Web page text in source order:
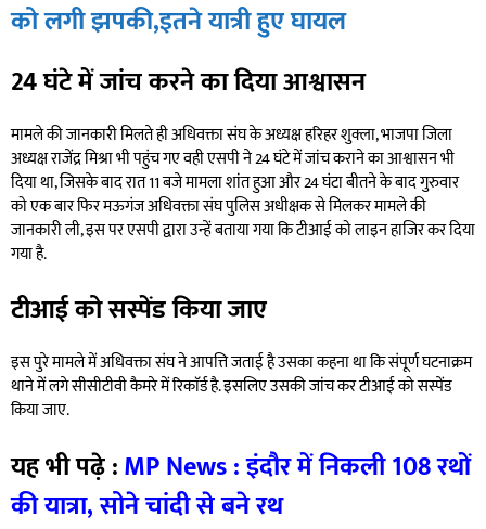
को लगी झपकी,इतने यात्री हुए घायल
24 घंटे में जांच करने का दिया आश्वासन
मामले की जानकारी मिलते ही अधिवक्ता संघ के अध्यक्ष हरिहर शुक्ला, भाजपा जिला
अध्यक्ष राजेंद्र मिश्रा भी पहुंच गए वही एसपी ने 24 घंटे में जांच कराने का आश्वासन भी
दिया था, जिसके बाद रात 11 बजे मामला शांत हुआ और 24 घंटा बीतने के बाद गुरुवार
को एक बार फिर मऊगंज अधिवक्ता संघ पुलिस अधीक्षक से मिलकर मामले की
जानकारी ली, इस पर एसपी द्वारा उन्हें बताया गया कि टीआई को लाइन हाजिर कर दिया
गया है.
टीआई को सस्पेंड किया जाए
इस पुरे मामले में अधिवक्ता संघ ने आपत्ति जताई है उसका कहना था कि संपूर्ण घटनाक्रम
थाने में लगे सीसीटीवी कैमरे में रिकाॅर्ड है. इसलिए उसकी जांच कर टीआई को सस्पेंड
किया जाए.
यह भी पढ़े :MP News : इंदौर में निकली 108 रथों
की यात्रा, सोने चांदी से बने रथ